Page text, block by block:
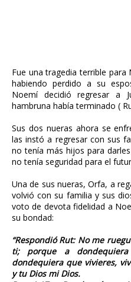
Fue una tragedia terrible
habiendo perdido a su
Noemí decidió regresar a
hambruna había terminado (
Sus dos nueras ahora se
las instó a regresar con sus
no tenía más hijos para
no tenía seguridad para el
Una de sus nueras, Orfa, a
volvió con su familia y sus
voto de devota fidelidad a
su bondad:
“Respondió Rut: No me
ti; porque a
dondequiera que vivieres,
y tu Dios mi Dios.